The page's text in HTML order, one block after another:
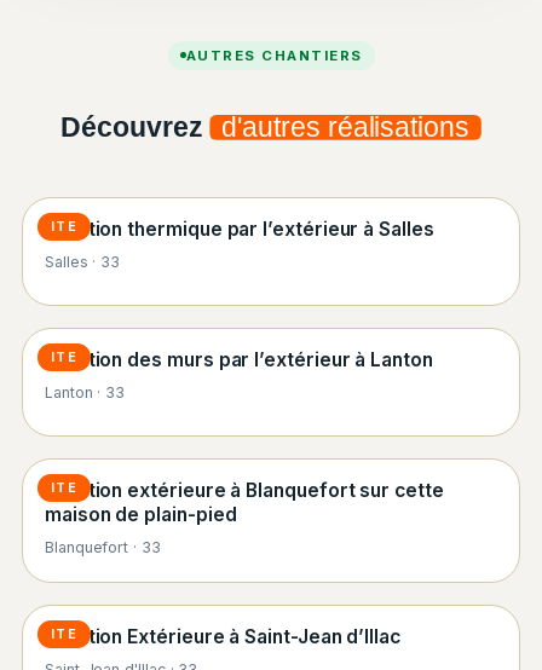
AUTRES CHANTIERS
Découvrez d'autres réalisations
ITE
Isolation thermique par l’extérieur à Salles
Salles · 33
ITE
Isolation des murs par l’extérieur à Lanton
Lanton · 33
ITE
Isolation extérieure à Blanquefort sur cette
maison de plain-pied
Blanquefort · 33
ITE
Isolation Extérieure à Saint-Jean d’Illac